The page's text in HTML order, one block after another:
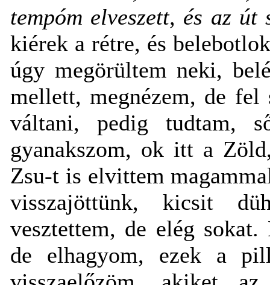
tempóm elveszett, és az
kiérek a rétre, és
úgy megörültem neki,
mellett, megnézem, de
váltani, pedig tudtam,
gyanakszom, ok itt a
Zsu-t is elvittem
visszajöttünk, kicsit
vesztettem, de elég
de elhagyom, ezek a